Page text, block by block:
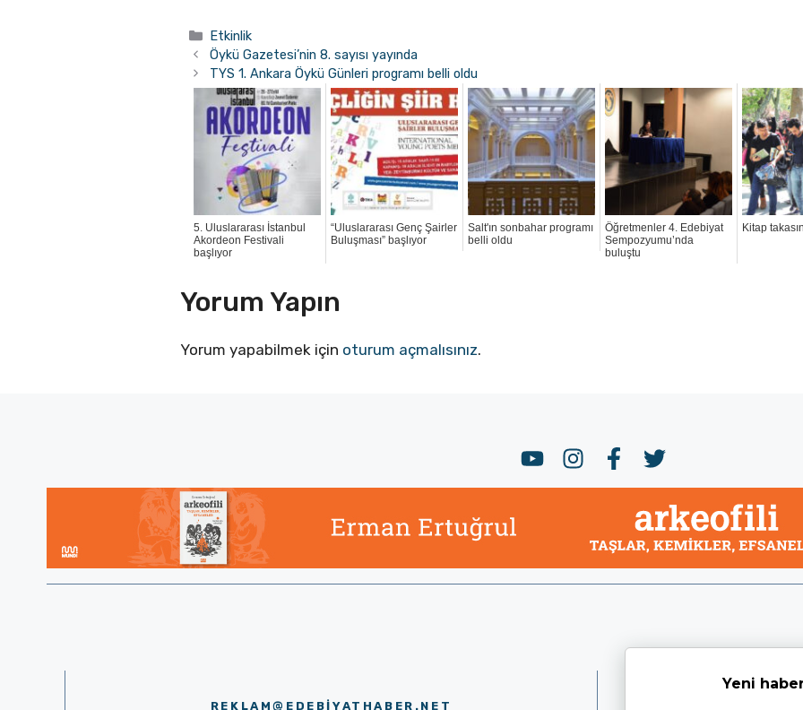
Kategoriler
Etkinlik
Öykü Gazetesi’nin 8. sayısı yayında
TYS 1. Ankara Öykü Günleri programı belli oldu
5. Uluslararası İstanbul
Akordeon Festivali
başlıyor
“Uluslararası Genç Şairler
Buluşması” başlıyor
Salt'ın sonbahar programı
belli oldu
Öğretmenler 4. Edebiyat
Sempozyumu’nda
buluştu
Kitap
Yorum Yapın
Yorum yapabilmek için oturum açmalısınız.
REKLAM@EDEBIYATHABER.NET
Yeni